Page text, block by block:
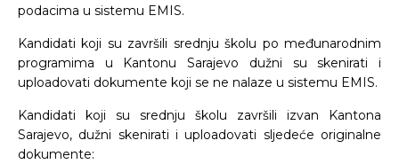
podacima u sistemu EMIS.
Kandidati koji su završili srednju školu po međunarodnim
programima u Kantonu Sarajevo dužni su skenirati i
uploadovati dokumente koji se ne nalaze u sistemu EMIS.
Kandidati koji su srednju školu završili izvan Kantona
Sarajevo, dužni skenirati i uploadovati sljedeće originalne
dokumente: